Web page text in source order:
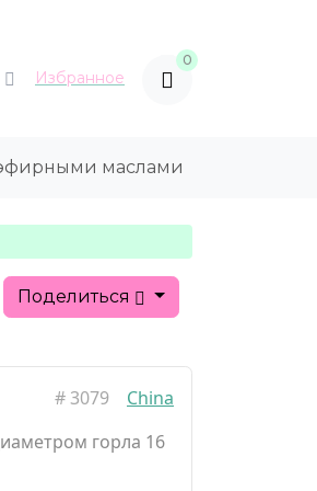
Избранное
0
маслами
Поделиться
#3079
China
горла 16